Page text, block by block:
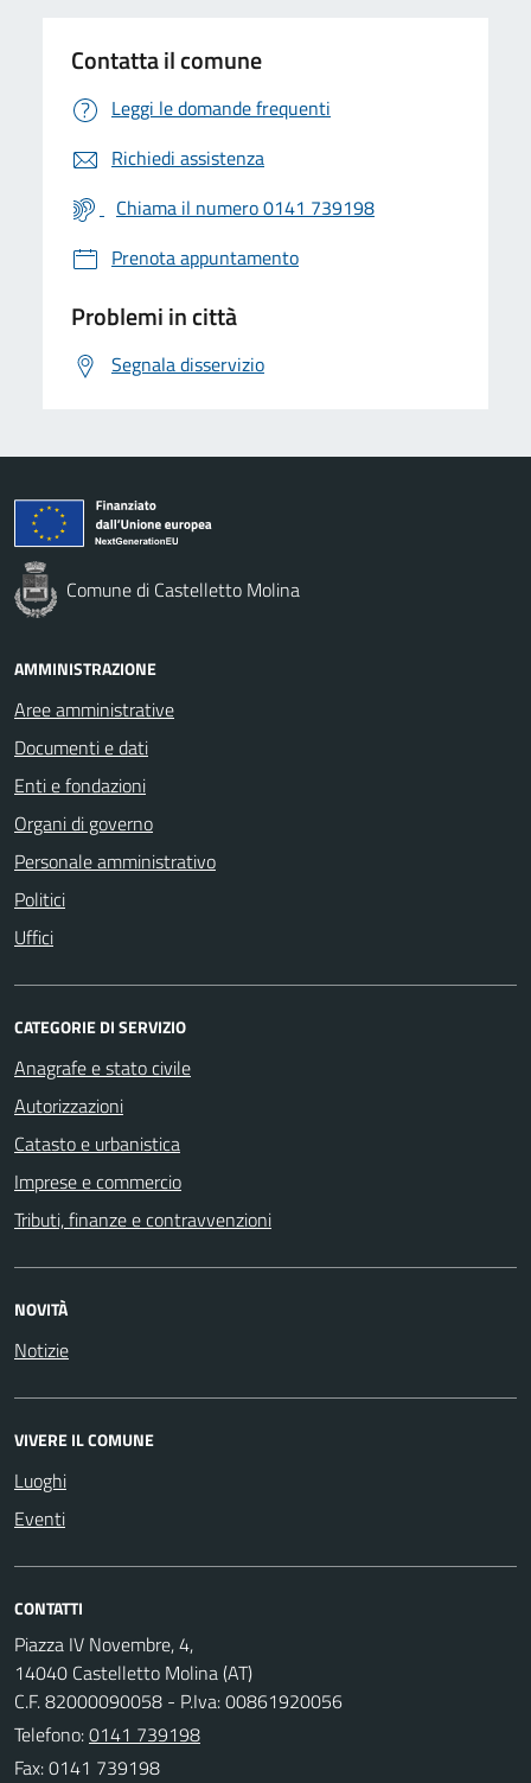
Contatta il comune
Leggi le domande frequenti
Richiedi assistenza
Chiama il numero 0141 739198
Prenota appuntamento
Problemi in città
Segnala disservizio
Comune di Castelletto Molina
AMMINISTRAZIONE
Aree amministrative
Documenti e dati
Enti e fondazioni
Organi di governo
Personale amministrativo
Politici
Uffici
CATEGORIE DI SERVIZIO
Anagrafe e stato civile
Autorizzazioni
Catasto e urbanistica
Imprese e commercio
Tributi, finanze e contravvenzioni
NOVITÀ
Notizie
VIVERE IL COMUNE
Luoghi
Eventi
CONTATTI
Piazza IV Novembre, 4,
14040 Castelletto Molina (AT)
C.F. 82000090058 - P.Iva: 00861920056
Telefono:0141 739198
Fax: 0141 739198